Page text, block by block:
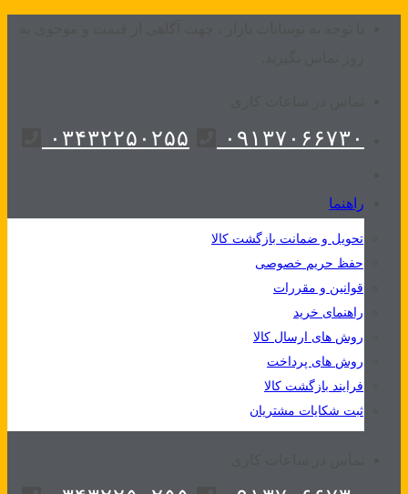
۰۹۱۳۷۰۶۶۷۳۰ ۰۳۴۳۲۲۵۰۲۵۵
راهنما
تحویل و ضمانت بازگشت کالا
حفظ حریم خصوصی
قوانین و مقررات
راهنمای خرید
روش های ارسال کالا
روش های پرداخت
فرایند بازگشت کالا
ثبت شکایات مشتریان